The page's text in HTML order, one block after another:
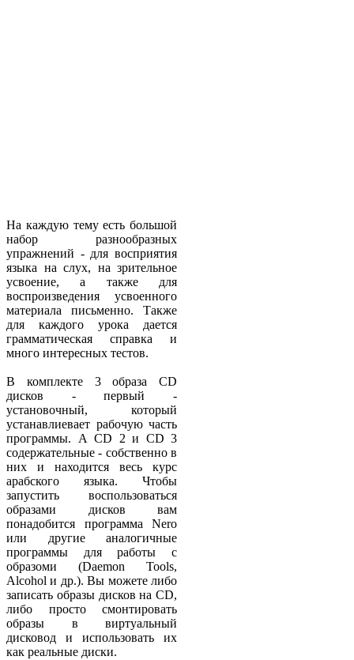
На каждую тему есть большой
набор разнообразных
упражнений - для восприятия
языка на слух, на зрительное
усвоение, а также для
воспроизведения усвоенного
материала письменно. Также
для каждого урока дается
грамматическая справка и
много интересных тестов.
В комплекте 3 образа CD
дисков - первый -
установочный, который
устанавлиевает рабочую часть
программы. А CD 2 и CD 3
содержательные - собственно в
них и находится весь курс
арабского языка. Чтобы
запустить воспользоваться
образами дисков вам
понадобится программа Nero
или другие аналогичные
программы для работы с
образоми (Daemon Tools,
Alcohol и др.). Вы можете либо
записать образы дисков на CD,
либо просто смонтировать
образы в виртуальный
дисковод и использовать их
как реальные диски.